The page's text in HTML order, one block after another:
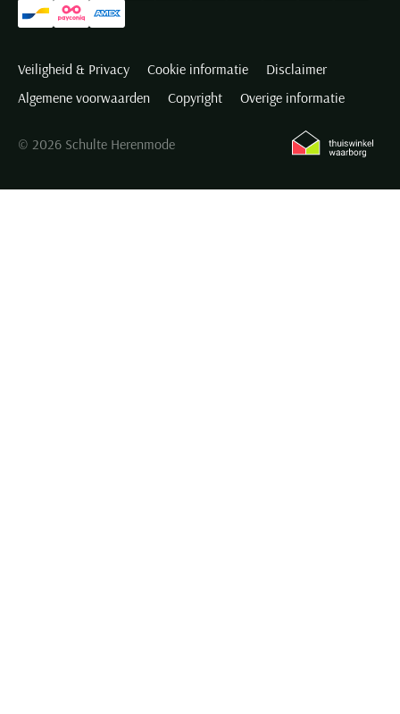
Veiligheid & Privacy Cookie informatie
Disclaimer
Algemene voorwaarden
Copyright Overige informatie
© 2026 Schulte Herenmode